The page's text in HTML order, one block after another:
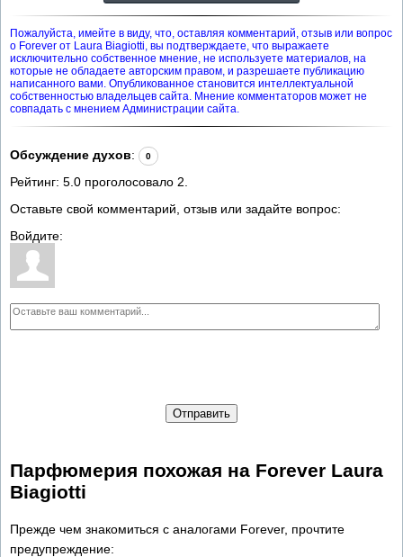
Пожалуйста, имейте в виду, что, оставляя комментарий, отзыв или вопрос
о Forever от Laura Biagiotti, вы подтверждаете, что выражаете
исключительно собственное мнение, не используете материалов, на
которые не обладаете авторским правом, и разрешаете публикацию
написанного вами. Опубликованное становится интеллектуальной
собственностью владельцев сайта. Мнение комментаторов может не
совпадать с мнением Администрации сайта.
Обсуждение духов: 0
Рейтинг: 5.0 проголосовало 2
Оставьте свой комментарий, отзыв или задайте вопрос:
Войдите:
Отправить
Парфюмерия похожая на Forever Laura
Biagiotti
Прежде чем знакомиться с аналогами Forever, прочтите
предупреждение: